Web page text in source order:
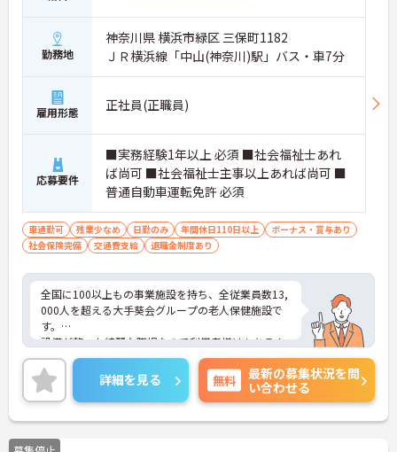
勤務地
神奈川県 横浜市緑区 三保町1182
ＪＲ横浜線「中山(神奈川)駅」バス・車7分
雇用形態 正社員(正職員)
応募要件
■実務経験1年以上 必須 ■社会福祉士あれ
ば尚可 ■社会福祉士主事以上あれば尚可 ■
普通自動車運転免許 必須
車通勤可 残業少なめ 日勤のみ 年間休日110日以上
ボーナス・賞与あり
社会保険完備
交通費支給 退職金制度あり
全国に100以上もの事業施設を持ち、全従業員数13,
000人を超える大手葵会グループの老人保健施設で
す。
設備が整った綺麗な職場なので利用者様はもちろん
のこと、スタッフも過ごしやすい環境です。また、
スタッフ間も仲が良く、他部署とも隔たりなくコミ
ュニケーションが図れます。
ご興味のある方はお気軽にお問い合わせ下さいま
せ。
詳細を見る 無料
最新の募集状況を問
い合わせる